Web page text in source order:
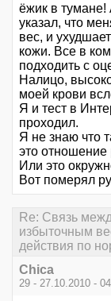
ёжик в
указал, что
вес, и
кожи. Все в
подходить с
Налицо,
моей крови
Я и тест в
проходил.
Я не знаю что
это отношение
Или это
Вот померял
Re: Связь
избыточным
действия по
Chica
29 - 27.10.2010 -